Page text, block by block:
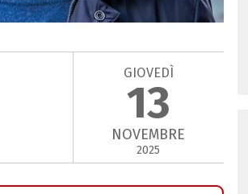
GIOVEDÌ
13
NOVEMBRE
2025